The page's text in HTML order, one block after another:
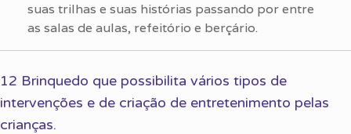
suas trilhas e suas histórias passando por entre
as salas de aulas, refeitório e berçário.
12 Brinquedo que possibilita vários tipos de
intervenções e de criação de entretenimento pelas
crianças.